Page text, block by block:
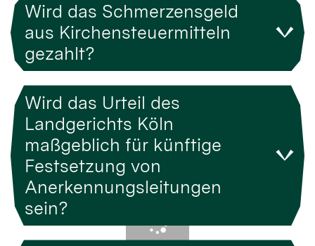
Wird das Schmerzensgeld
aus Kirchensteuermitteln
gezahlt?
Wird das Urteil des
Landgerichts Köln
maßgeblich für künftige
Festsetzung von
Anerkennungsleitungen
sein?